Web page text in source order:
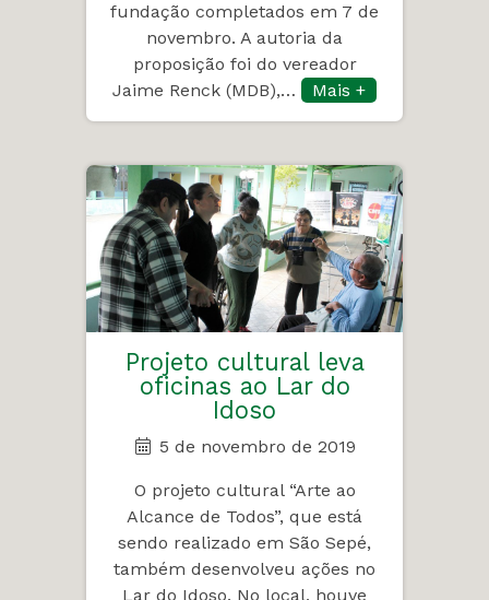
fundação completados em 7 de
novembro. A autoria da
proposição foi do vereador
Jaime Renck (MDB),…
Mais +
Projeto cultural leva
oficinas ao Lar do
Idoso
5 de novembro de 2019
O projeto cultural “Arte ao
Alcance de Todos”, que está
sendo realizado em São Sepé,
também desenvolveu ações no
Lar do Idoso. No local, houve